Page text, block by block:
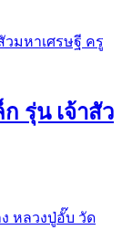
รุ่น เจ้าสัว